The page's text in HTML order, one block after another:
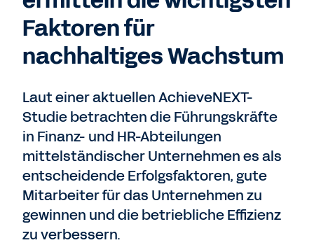
Faktoren für
nachhaltiges Wachstum
Laut einer aktuellen AchieveNEXT-
Studie betrachten die Führungskräfte
in Finanz- und HR-Abteilungen
mittelständischer Unternehmen es als
entscheidende Erfolgsfaktoren, gute
Mitarbeiter für das Unternehmen zu
gewinnen und die betriebliche Effizienz
zu verbessern.